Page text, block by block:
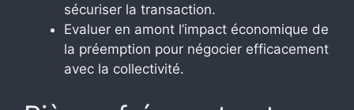
sécuriser la transaction.
Evaluer en amont l’impact économique de
la préemption pour négocier efficacement
avec la collectivité.